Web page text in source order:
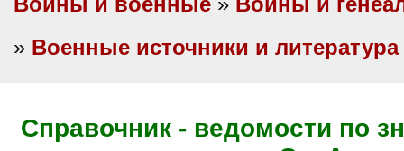
» Военные источники и литература
Справочник - ведомости по